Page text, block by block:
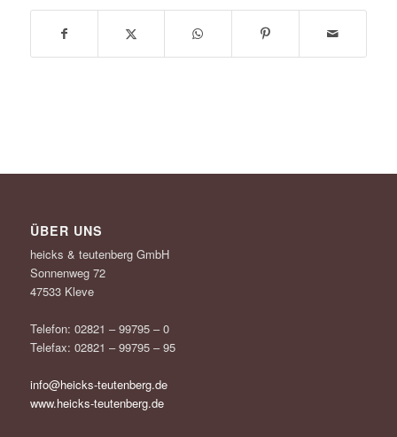
ÜBER UNS
heicks & teutenberg GmbH
Sonnenweg 72
47533 Kleve
Telefon: 02821 – 99795 – 0
Telefax: 02821 – 99795 – 95
info@heicks-teutenberg.de
www.heicks-teutenberg.de